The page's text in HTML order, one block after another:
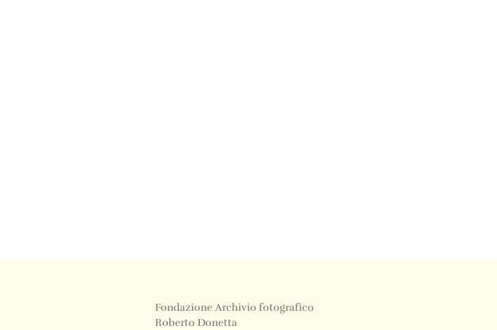
Fondazione Archivio fotografico
Roberto Donetta